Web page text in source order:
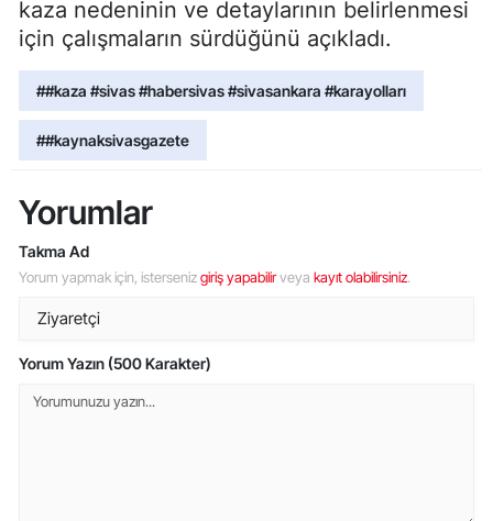
kaza nedeninin ve detaylarının belirlenmesi
için çalışmaların sürdüğünü açıkladı.
##kaza #sivas #habersivas #sivasankara #karayolları
##kaynaksivasgazete
Yorumlar
Takma Ad
Yorum yapmak için, istersenizgiriş yapabilirveya kayıt olabilirsiniz.
Yorum Yazın (500 Karakter)